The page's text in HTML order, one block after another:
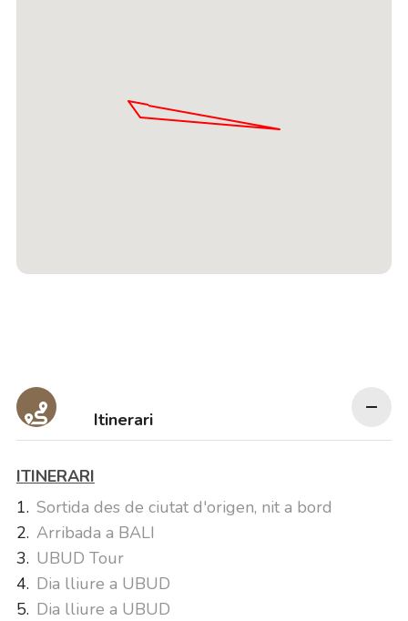
Itinerari
ITINERARI
Sortida des de ciutat d'origen, nit a bord
Arribada a BALI
UBUD Tour
Dia lliure a UBUD
Dia lliure a UBUD